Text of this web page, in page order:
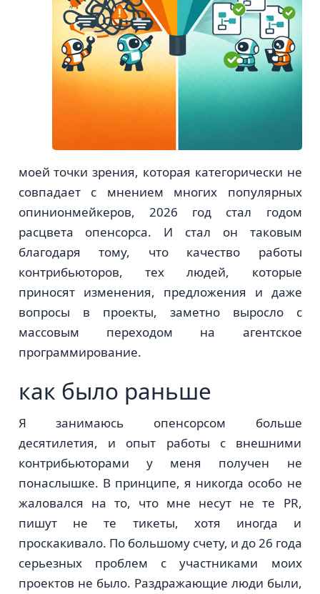
моей точки зрения, которая категорически не
совпадает с мнением многих популярных
опинионмейкеров, 2026 год стал годом
расцвета опенсорса. И стал он таковым
благодаря тому, что качество работы
контрибьюторов, тех людей, которые
приносят изменения, предложения и даже
вопросы в проекты, заметно выросло с
массовым переходом на агентское
программирование.
как было раньше
Я занимаюсь опенсорсом больше
десятилетия, и опыт работы с внешними
контрибьюторами у меня получен не
понаслышке. В принципе, я никогда особо не
жаловался на то, что мне несут не те PR,
пишут не те тикеты, хотя иногда и
проскакивало. По большому счету, и до 26 года
серьезных проблем с участниками моих
проектов не было. Раздражающие люди были,